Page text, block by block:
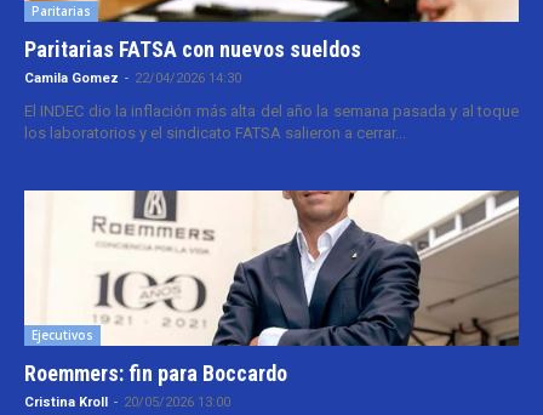
Paritarias
Paritarias FATSA con nuevos sueldos
Camila Gomez - 22/04/2026 14:30
El INDEC dio la inflación más alta del año la semana pasada y al toque
los laboratorios y el sindicato FATSA salieron a cerrar...
Ejecutivos
Roemmers: fin para Boccardo
Cristina Kroll - 20/05/2026 13:00